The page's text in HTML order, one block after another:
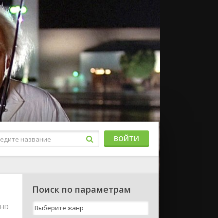
ВОЙТИ
Поиск по параметрам